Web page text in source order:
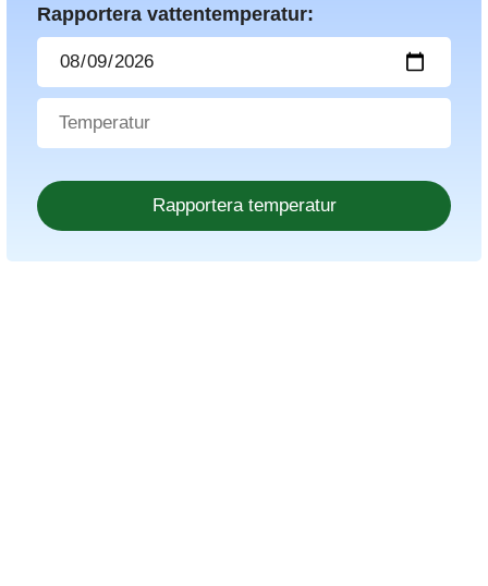
Rapportera vattentemperatur: